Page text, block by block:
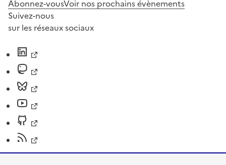
Abonnez-vousVoir nos prochains évènements
Suivez-nous
sur les réseaux sociaux